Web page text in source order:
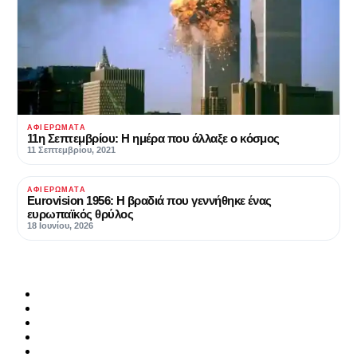
ΑΦΙΕΡΏΜΑΤΑ
11η Σεπτεμβρίου: Η ημέρα που άλλαξε ο κόσμος
11 Σεπτεμβρίου, 2021
ΑΦΙΕΡΏΜΑΤΑ
Eurovision 1956: Η βραδιά που γεννήθηκε ένας
ευρωπαϊκός θρύλος
18 Ιουνίου, 2026